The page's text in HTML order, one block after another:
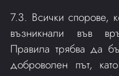
7.3. Всички спорове,
възникнали във
Правила трябва да
доброволен път,